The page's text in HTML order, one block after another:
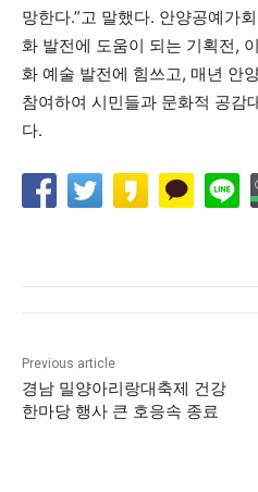
망한다.”고 말했다. 안양공예가
화 발전에 도움이 되는 기획전,
화 예술 발전에 힘쓰고, 매년 안
참여하여 시민들과 문화적 공감
다.
Previous article
경남 밀양아리랑대축제 건강
한마당 행사 큰 호응속 종료